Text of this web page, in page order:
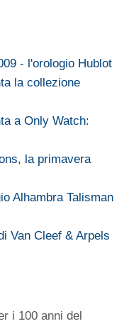
- l'orologio Hublot
la collezione
a Only Watch:
la primavera
Alhambra Talisman
Van Cleef & Arpels
i 100 anni del